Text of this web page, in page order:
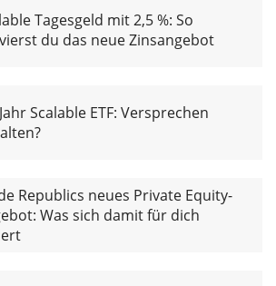
Tagesgeld mit 2,5 %: So
du das neue Zinsangebot
Scalable ETF: Versprechen
Republics neues Private Equity-
Was sich damit für dich